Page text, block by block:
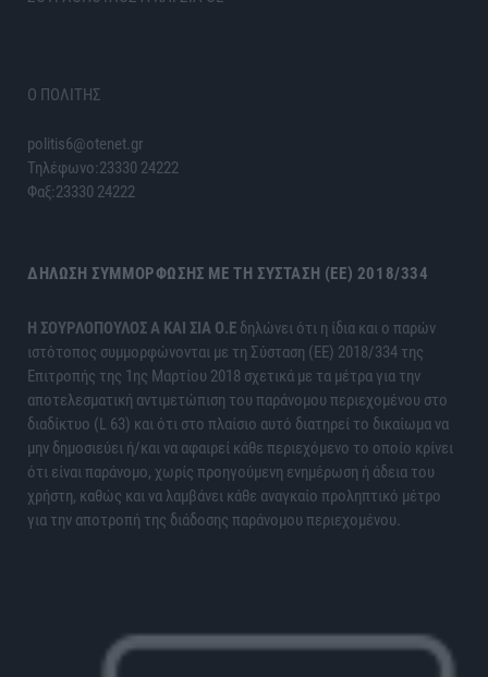
Ο ΠΟΛΙΤΗΣ
politis6@otenet.gr
Τηλέφωνο:23330 24222
Φαξ:23330 24222
ΔΉΛΩΣΗ ΣΥΜΜΌΡΦΩΣΗΣ ΜΕ ΤΗ ΣΎΣΤΑΣΗ (ΕΕ) 2018/334
H ΣΟΥΡΛΟΠΟΥΛΟΣ Α ΚΑΙ ΣΙΑ Ο.Ε δηλώνει ότι η ίδια και ο παρών
ιστότοπος συμμορφώνονται με τη Σύσταση (ΕΕ) 2018/334 της
Επιτροπής της 1ης Μαρτίου 2018 σχετικά με τα μέτρα για την
αποτελεσματική αντιμετώπιση του παράνομου περιεχομένου στο
διαδίκτυο (L 63) και ότι στο πλαίσιο αυτό διατηρεί το δικαίωμα να
μην δημοσιεύει ή/και να αφαιρεί κάθε περιεχόμενο το οποίο κρίνει
ότι είναι παράνομο, χωρίς προηγούμενη ενημέρωση ή άδεια του
χρήστη, καθώς και να λαμβάνει κάθε αναγκαίο προληπτικό μέτρο
για την αποτροπή της διάδοσης παράνομου περιεχομένου.